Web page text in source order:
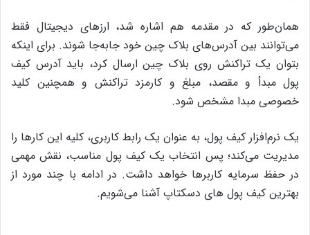
همان‌طور که در مقدمه هم اشاره شد، ارزهای دیجیتال فقط
می‌توانند بین آدرس‌های بلاک چین خود جابه‌جا شوند. برای اینکه
بتوان یک تراکنش روی بلاک چین ارسال کرد، باید آدرس کیف
پول مبدأ و مقصد، مبلغ و کارمزد تراکنش و همچنین کلید
خصوصی مبدا مشخص شود.
یک نرم‌افزار کیف پول، به عنوان یک رابط کاربری، کلیه‌ این کارها را
مدیریت می‌کند؛ پس انتخاب یک کیف پول مناسب، نقش مهمی
در حفظ سرمایه‌ کاربرها خواهد داشت. در ادامه با چند مورد از
بهترین کیف پول های دسکتاپ آشنا می‌شویم.